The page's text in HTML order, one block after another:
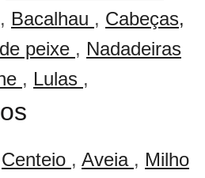
, Bacalhau , Cabeças,
peixe , Nadadeiras
, Lulas ,
Centeio , Aveia , Milho